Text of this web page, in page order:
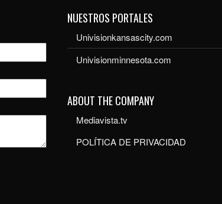
NUESTROS PORTALES
Univisionkansascity.com
Univisionminnesota.com
ABOUT THE COMPANY
Mediavista.tv
POLÍTICA DE PRIVACIDAD